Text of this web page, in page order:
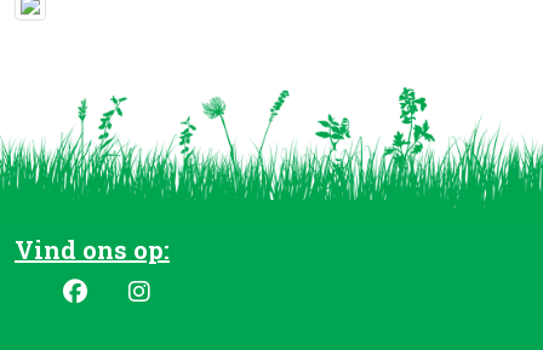
Vind ons op: